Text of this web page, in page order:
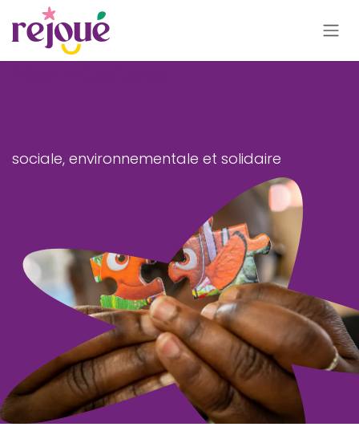
Se rendre au contenu
sociale, environnementale et solidaire